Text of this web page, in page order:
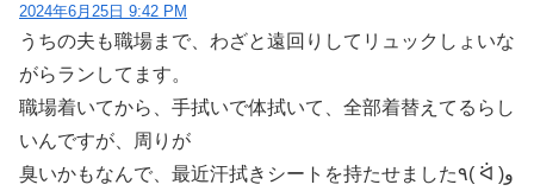
2024年6月25日 9:42 PM
うちの夫も職場まで、わざと遠回りしてリュックしょいな
がらランしてます。
職場着いてから、手拭いで体拭いて、全部着替えてるらし
いんですが、周りが
臭いかもなんで、最近汗拭きシートを持たせました٩( ᐛ )و